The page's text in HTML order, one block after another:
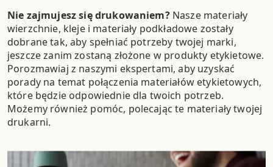
Nie zajmujesz się drukowaniem?Nasze materiały
wierzchnie, kleje i materiały podkładowe zostały
dobrane tak, aby spełniać potrzeby twojej marki,
jeszcze zanim zostaną złożone w produkty etykietowe.
Porozmawiaj z naszymi ekspertami, aby uzyskać
porady na temat połączenia materiałów etykietowych,
które będzie odpowiednie dla twoich potrzeb.
Możemy również pomóc, polecając te materiały twojej
drukarni.